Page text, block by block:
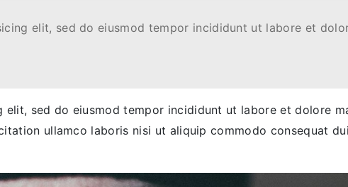
elit, sed do eiusmod tempor incididunt ut labore et
sed do eiusmod tempor incididunt ut labore et dolore
ullamco laboris nisi ut aliquip commodo consequat